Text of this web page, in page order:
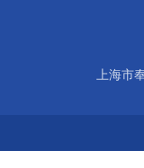
上海市